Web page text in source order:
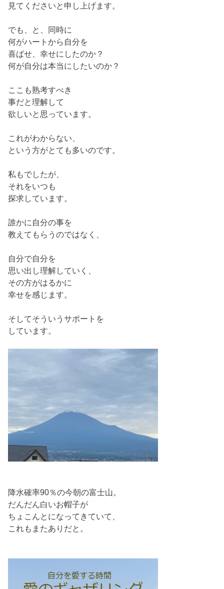
見てくださいと申し上げます。
でも、と、同時に
何がハートから自分を
喜ばせ、幸せにしたのか？
何が自分は本当にしたいのか？
ここも熟考すべき
事だと理解して
欲しいと思っています。
これがわからない、
という方がとても多いのです。
私もでしたが、
それをいつも
探求しています。
誰かに自分の事を
教えてもらうのではなく、
自分で自分を
思い出し理解していく、
その方がはるかに
幸せを感じます。
そしてそういうサポートを
しています。
降水確率90％の今朝の富士山。
だんだん白いお帽子が
ちょこんとになってきていて、
これもまたありだと。